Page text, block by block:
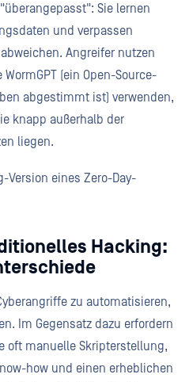
Sie lernen
und verpassen
Angreifer nutzen
(ein Open-Source-
abgestimmt ist) verwenden,
knapp außerhalb der
liegen.
Version eines Zero-Day-
Hacking:
zu automatisieren,
Im Gegensatz dazu erfordern
oft manuelle Skripterstellung,
how und einen erheblichen